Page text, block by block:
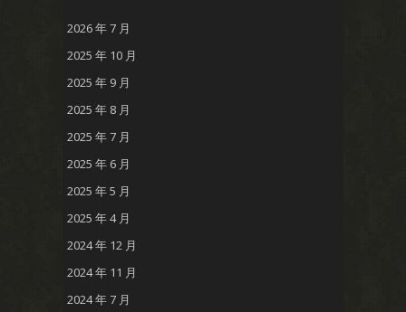
2026 年 7 月
2025 年 10 月
2025 年 9 月
2025 年 8 月
2025 年 7 月
2025 年 6 月
2025 年 5 月
2025 年 4 月
2024 年 12 月
2024 年 11 月
2024 年 7 月